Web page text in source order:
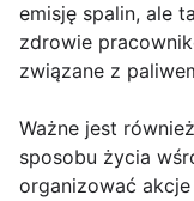
emisję spalin, ale
zdrowie
związane z
Ważne jest
sposobu życia
organizować